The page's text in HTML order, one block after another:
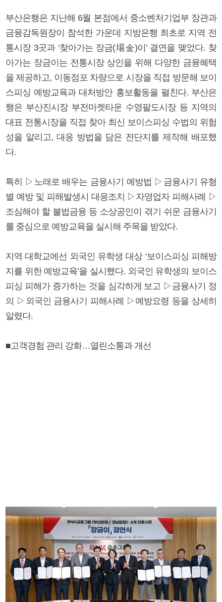
부산은행은 지난해 6월 본점에서 중소벤처기업부 장관과
금융감독원장이 참석한 가운데 지방은행 최초로 지역 전
통시장 3곳과 ‘찾아가는 장금(場金)이’ 결연을 맺었다. 찾
아가는 장금이는 전통시장 상인을 위해 다양한 금융혜택
을 제공하고, 이동점포 차량으로 시장을 직접 방문해 보이
스피싱 예방교육과 대처방안 홍보활동을 펼친다. 부산은
행은 부산진시장 부전마켓타운 수영팔도시장 등 지역의
대표 전통시장을 직접 찾아 최신 보이스피싱 수법의 위험
성을 알리고, 대응 방법을 담은 전단지를 제작해 배포했
다.
특히 ▷노래로 배우는 금융사기 예방법 ▷금융사기 유형
별 예방 및 피해발생시 대응조치 ▷자영업자 피해사례 ▷
조심해야 할 불법금융 등 소상공인이 겪기 쉬운 금융사기
를 중심으로 예방교육을 실시해 주목을 받았다.
지역 대학교에선 외국인 유학생 대상 ‘보이스피싱 피해방
지를 위한 예방교육’을 실시했다. 외국인 유학생의 보이스
피싱 피해가 증가하는 것을 심각하게 보고 ▷금융사기 정
의 ▷외국인 금융사기 피해사례 ▷예방요령 등을 상세히
알렸다.
■고객경험 관리 강화…열린소통과 개선